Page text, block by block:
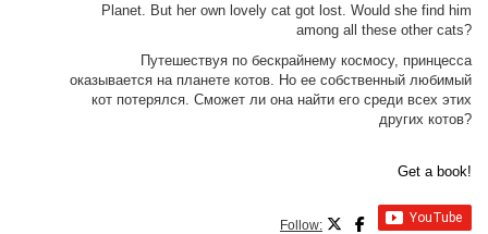
Planet. But her own lovely cat got lost. Would she find him
among all these other cats?
Путешествуя по бескрайнему космосу, принцесса
оказывается на планете котов. Но ее собственный любимый
кот потерялся. Сможет ли она найти его среди всех этих
других котов?
Get a book!
Follow: